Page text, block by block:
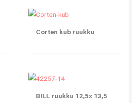
Corten kub ruukku
BILL ruukku 12,5x 13,5